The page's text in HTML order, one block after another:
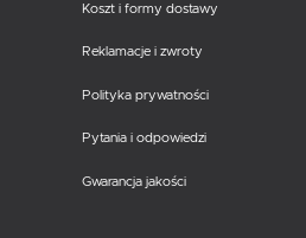
Koszt i formy dostawy
Reklamacje i zwroty
Polityka prywatności
Pytania i odpowiedzi
Gwarancja jakości